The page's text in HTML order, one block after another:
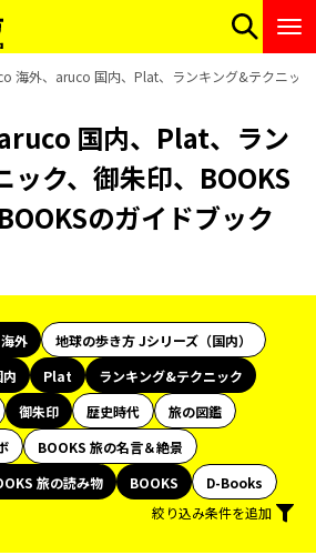
海外、aruco 国内、Plat、ランキング&テクニッ
国内、Plat、ラン
ック、御朱印、BOOKS
のガイドブック
外
地球の歩き方 Jシリーズ（国内）
Plat
ランキング&テクニック
御朱印 歴史時代
旅の図鑑
BOOKS 旅の名言＆絶景
旅の読み物 BOOKS
D-Books
絞り込み条件を追加